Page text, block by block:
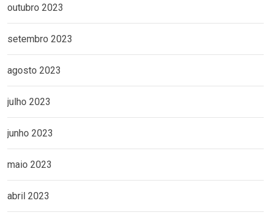
outubro 2023
setembro 2023
agosto 2023
julho 2023
junho 2023
maio 2023
abril 2023